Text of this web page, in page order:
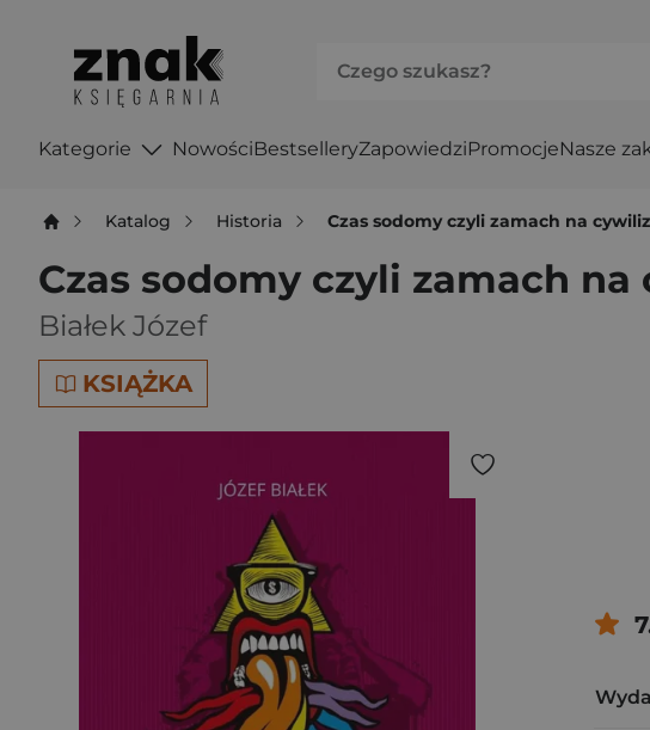
Kategorie NowościBestselleryZapowiedziPromocjeNasze
Katalog Historia Czas sodomy czyli zamach na
Czas sodomy czyli zamach
Białek Józef
KSIĄŻKA